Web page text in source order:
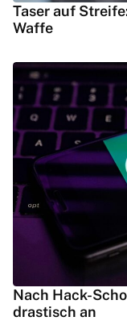
Taser auf
Waffe
Nach Hack-
drastisch an